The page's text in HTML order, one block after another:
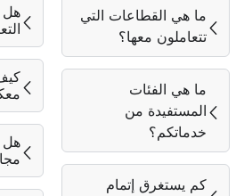
ما هي القطاعات التي
تتعاملون معها؟
ما هي الفئات
المستفيدة من
خدماتكم؟
كم يستغرق إتمام
هل
هل